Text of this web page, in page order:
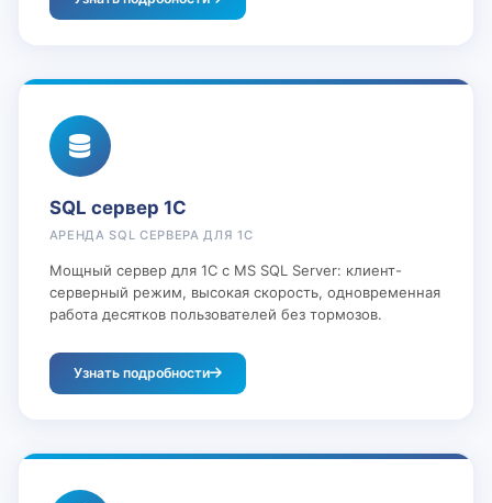
SQL сервер 1С
АРЕНДА SQL СЕРВЕРА ДЛЯ 1С
Мощный сервер для 1С с MS SQL Server: клиент-
серверный режим, высокая скорость, одновременная
работа десятков пользователей без тормозов.
Узнать подробности